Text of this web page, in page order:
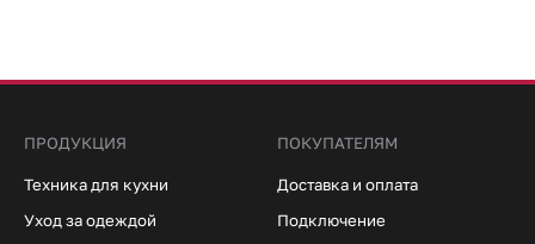
ПРОДУКЦИЯ
Техника для кухни
Уход за одеждой
ПОКУПАТЕЛЯМ
Доставка и оплата
Подключение